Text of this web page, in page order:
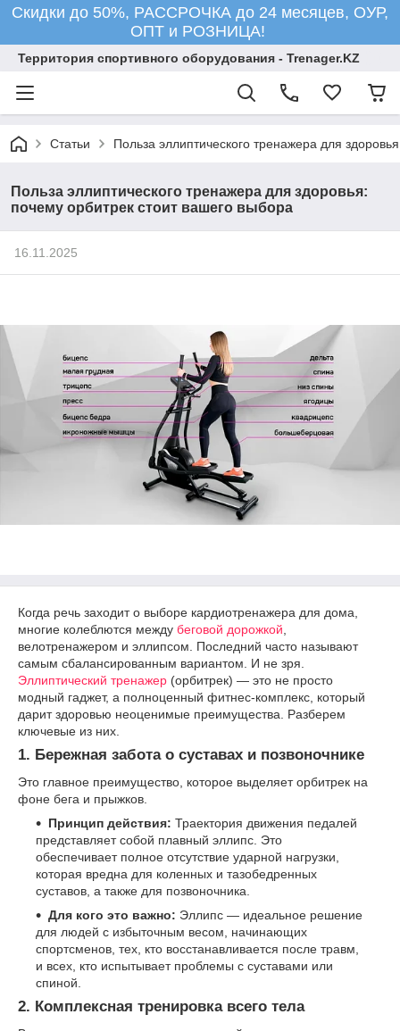
Скидки до 50%, РАССРОЧКА до 24 месяцев, ОУР,
ОПТ и РОЗНИЦА!
Территория спортивного оборудования - Trenager.KZ
Статьи Польза эллиптического тренажера для
Польза эллиптического тренажера для здоровья:
почему орбитрек стоит вашего выбора
16.11.2025
Когда речь заходит о выборе кардиотренажера для дома,
многие колеблются между беговой дорожкой
велотренажером и эллипсом. Последний часто называют
самым сбалансированным вариантом. И не зря.
Эллиптический тренажер (орбитрек) — это не просто
модный гаджет, а полноценный фитнес-комплекс, который
дарит здоровью неоценимые преимущества. Разберем
ключевые из них.
1. Бережная забота о суставах и позвоночнике
Это главное преимущество, которое выделяет орбитрек на
фоне бега и прыжков.
Принцип действия: Траектория движения педалей
представляет собой плавный эллипс. Это
обеспечивает полное отсутствие ударной нагрузки,
которая вредна для коленных и тазобедренных
суставов, а также для позвоночника.
Для кого это важно: Эллипс — идеальное решение
для людей с избыточным весом, начинающих
спортсменов, тех, кто восстанавливается после травм,
и всех, кто испытывает проблемы с суставами или
спиной.
2. Комплексная тренировка всего тела